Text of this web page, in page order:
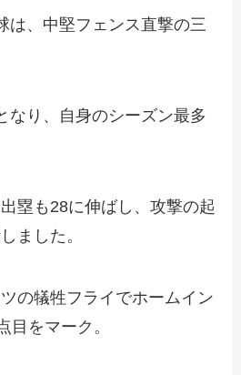
は、中堅フェンス直撃の三
なり、自身のシーズン最多
塁も28に伸ばし、攻撃の起
ました。
の犠牲フライでホームイン
目をマーク。